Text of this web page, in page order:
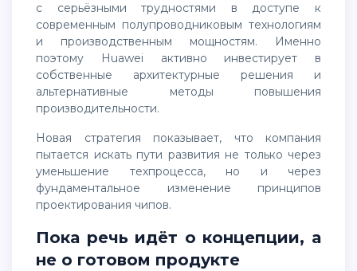
с серьёзными трудностями в доступе к
современным полупроводниковым технологиям
и производственным мощностям. Именно
поэтому Huawei активно инвестирует в
собственные архитектурные решения и
альтернативные методы повышения
производительности.
Новая стратегия показывает, что компания
пытается искать пути развития не только через
уменьшение техпроцесса, но и через
фундаментальное изменение принципов
проектирования чипов.
Пока речь идёт о концепции, а
не о готовом продукте